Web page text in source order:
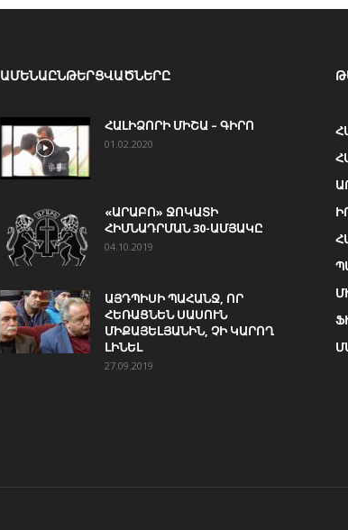
ԱՄԵՆԱԸՆԹԵՐՑՎԱԾՆԵՐԸ
ՀԱԼԻՁՈՐԻ ՄԻՇԱ – ԳԻՐՈ
01.02.2020
«ԱՐԱԲՈ» ՋՈԿԱՏԻ
ՀԻՄՆԱԴՐՄԱՆ 30-ԱՄՅԱԿԸ
04.10.2019
ԱՅԴՊԻՍԻ ՊԱՀԱՆՋ, ՈՐ
ՀԵՌԱՑՆԵՆ ՍԱՍՈՒՆ
ՄԻՔԱՅԵԼՅԱՆԻՆ, ՉԻ ԿԱՐՈՂ
ԼԻՆԵԼ
27.09.2019